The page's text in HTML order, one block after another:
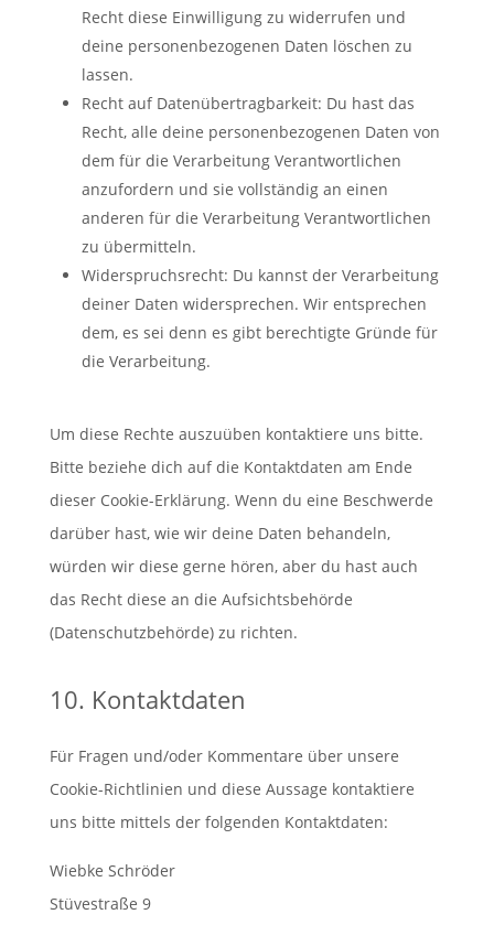
Recht diese Einwilligung zu widerrufen und
deine personenbezogenen Daten löschen zu
lassen.
Recht auf Datenübertragbarkeit: Du hast das
Recht, alle deine personenbezogenen Daten von
dem für die Verarbeitung Verantwortlichen
anzufordern und sie vollständig an einen
anderen für die Verarbeitung Verantwortlichen
zu übermitteln.
Widerspruchsrecht: Du kannst der Verarbeitung
deiner Daten widersprechen. Wir entsprechen
dem, es sei denn es gibt berechtigte Gründe für
die Verarbeitung.
Um diese Rechte auszuüben kontaktiere uns bitte.
Bitte beziehe dich auf die Kontaktdaten am Ende
dieser Cookie-Erklärung. Wenn du eine Beschwerde
darüber hast, wie wir deine Daten behandeln,
würden wir diese gerne hören, aber du hast auch
das Recht diese an die Aufsichtsbehörde
(Datenschutzbehörde) zu richten.
10. Kontaktdaten
Für Fragen und/oder Kommentare über unsere
Cookie-Richtlinien und diese Aussage kontaktiere
uns bitte mittels der folgenden Kontaktdaten:
Wiebke Schröder
Stüvestraße 9